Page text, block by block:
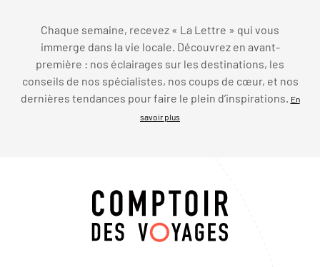
Chaque semaine, recevez « La Lettre » qui vous
immerge dans la vie locale. Découvrez en avant-
première : nos éclairages sur les destinations, les
conseils de nos spécialistes, nos coups de cœur, et nos
dernières tendances pour faire le plein d’inspirations. En
savoir plus